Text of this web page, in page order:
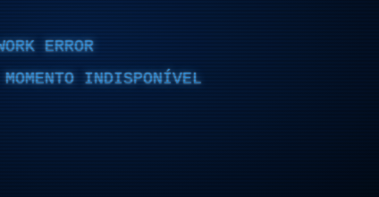
ERROR
INDISPONÍVEL